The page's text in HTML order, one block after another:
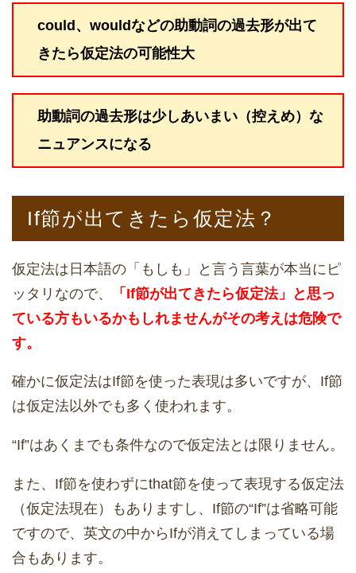
could、wouldなどの助動詞の過去形が出て
きたら仮定法の可能性大
助動詞の過去形は少しあいまい（控えめ）な
ニュアンスになる
If節が出てきたら仮定法？
仮定法は日本語の「もしも」と言う言葉が本当にピ
ッタリなので、
「If節が出てきたら仮定法」と思っ
ている方もいるかもしれませんがその考えは危険で
す。
確かに仮定法はIf節を使った表現は多いですが、If節
は仮定法以外でも多く使われます。
“If”はあくまでも条件なので仮定法とは限りません。
また、If節を使わずにthat節を使って表現する仮定法
（仮定法現在）もありますし、If節の“If”は省略可能
ですので、英文の中からIfが消えてしまっている場
合もあります。